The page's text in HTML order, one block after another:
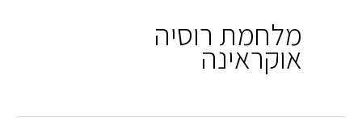
מלחמת רוסיה
אוקראינה